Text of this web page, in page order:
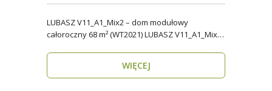
LUBASZ V11_A1_Mix2 – dom modułowy
całoroczny 68 m² (WT2021) LUBASZ V11_A1_Mix2
WIĘCEJ